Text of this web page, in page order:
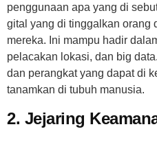
penggunaan apa yang di
gital yang di tinggalkan orang
mereka. Ini mampu hadir
pelacakan lokasi, dan big
dan perangkat yang dapat di
tanamkan di tubuh manusia.
2. Jejaring